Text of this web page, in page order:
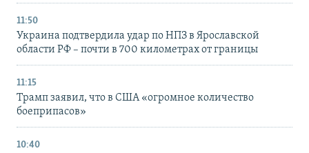
11:50
Украина подтвердила удар по НПЗ в Ярославской
области РФ – почти в 700 километрах от границы
11:15
Трамп заявил, что в США «огромное количество
боеприпасов»
10:40